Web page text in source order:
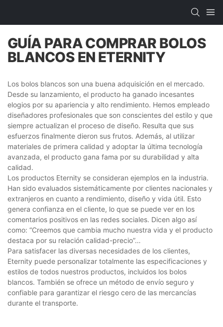
GUÍA PARA COMPRAR BOLOS
BLANCOS EN ETERNITY
Los bolos blancos son una buena adquisición en el mercado.
Desde su lanzamiento, el producto ha ganado incesantes
elogios por su apariencia y alto rendimiento. Hemos empleado
diseñadores profesionales que son conscientes del estilo y que
siempre actualizan el proceso de diseño. Resulta que sus
esfuerzos finalmente dieron sus frutos. Además, al utilizar
materiales de primera calidad y adoptar la última tecnología
avanzada, el producto gana fama por su durabilidad y alta
calidad.
Los productos Eternity se consideran ejemplos en la industria.
Han sido evaluados sistemáticamente por clientes nacionales y
extranjeros en cuanto a rendimiento, diseño y vida útil. Esto
genera confianza en el cliente, lo que se puede ver en los
comentarios positivos en las redes sociales. Dicen algo así
como: “Creemos que cambia mucho nuestra vida y el producto
destaca por su relación calidad-precio”…
Para satisfacer las diversas necesidades de los clientes,
Eternity puede personalizar totalmente las especificaciones y
estilos de todos nuestros productos, incluidos los bolos
blancos. También se ofrece un método de envío seguro y
confiable para garantizar el riesgo cero de las mercancías
durante el transporte.